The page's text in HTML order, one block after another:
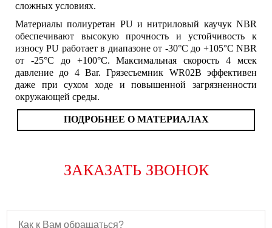
сложных условиях.
Материалы полиуретан PU и нитриловый каучук NBR
обеспечивают высокую прочность и устойчивость к
износу PU работает в диапазоне от -30°C до +105°C NBR
от -25°C до +100°C. Максимальная скорость 4 мсек
давление до 4 Bar. Грязесъемник WR02B эффективен
даже при сухом ходе и повышенной загрязненности
окружающей среды.
ПОДРОБНЕЕ О МАТЕРИАЛАХ
ЗАКАЗАТЬ ЗВОНОК